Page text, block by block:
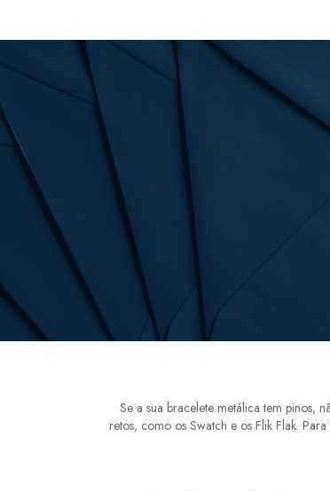
Se a sua bracelete metálica tem pinos,
retos, como os Swatch e os Flik Flak.